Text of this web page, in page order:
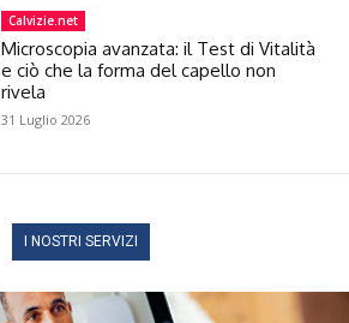
Calvizie.net
Microscopia avanzata: il Test di Vitalità
e ciò che la forma del capello non
rivela
31 Luglio 2026
I NOSTRI SERVIZI